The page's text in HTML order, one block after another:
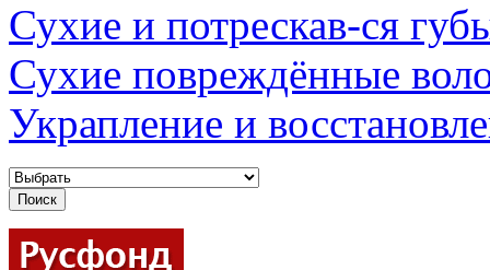
Сухие и потрескав-ся
Сухие повреждённые
Украпление и